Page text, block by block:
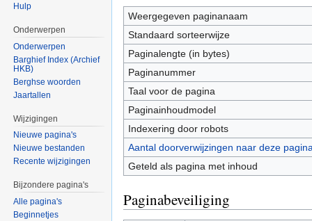
Weergegeven paginanaam
Standaard sorteerwijze
Paginalengte (in bytes)
Paginanummer
Taal voor de pagina
Paginainhoudmodel
Indexering door robots
Aantal doorverwijzingen naar deze
Geteld als pagina met inhoud
Paginabeveiliging
Hulp
Onderwerpen
Onderwerpen
Barghief Index (Archief
HKB)
Berghse woorden
Jaartallen
Wijzigingen
Nieuwe pagina's
Nieuwe bestanden
Recente wijzigingen
Bijzondere pagina's
Alle pagina's
Beginnetjes